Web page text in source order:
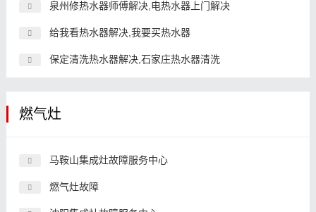
泉州修热水器师傅解决,电热水器上门解决
给我看热水器解决,我要买热水器
保定清洗热水器解决,石家庄热水器清洗
燃气灶
马鞍山集成灶故障服务中心
燃气灶故障